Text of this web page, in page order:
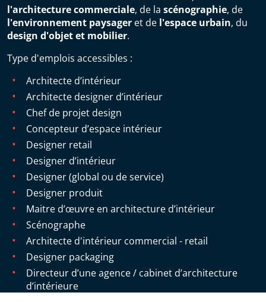
l'architecture commerciale, de la scénographie, de
l'environnement paysager et de l'espace urbain, du
design d'objet et mobilier.
Type d'emplois accessibles :
Architecte d’intérieur
Architecte designer d’intérieur
Chef de projet design
Concepteur d’espace intérieur
Designer retail
Designer d’intérieur
Designer (global ou de service)
Designer produit
Maitre d’œuvre en architecture d’intérieur
Scénographe
Architecte d'intérieur commercial - retail
Designer packaging
Directeur d’une agence / cabinet d’architecture
d’intérieure